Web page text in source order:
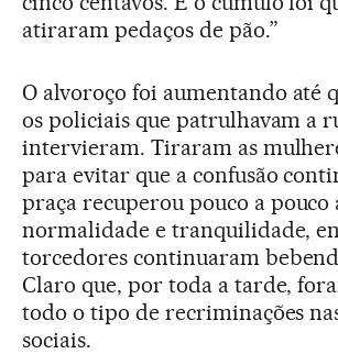
atiraram pedaços de pão.”
O alvoroço foi aumentando até
os policiais que patrulhavam a
intervieram. Tiraram as
para evitar que a confusão
praça recuperou pouco a pouco
normalidade e tranquilidade,
torcedores continuaram
Claro que, por toda a tarde,
todo o tipo de recriminações
sociais.